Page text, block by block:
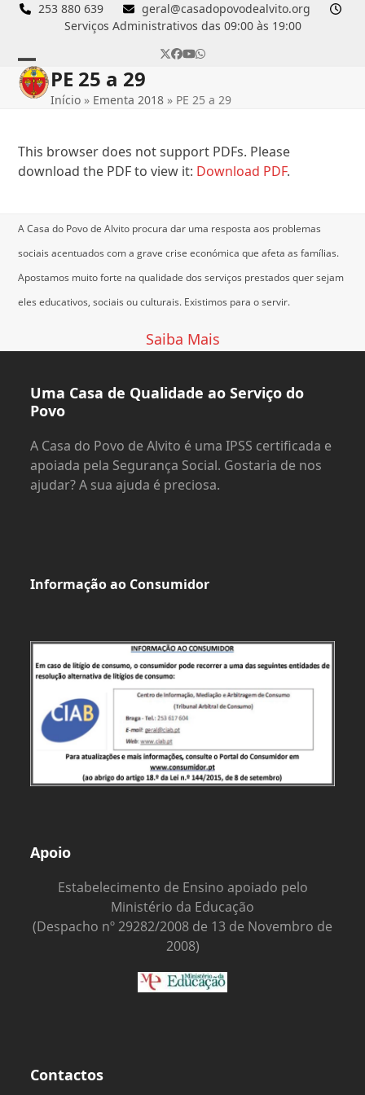
Skip
253 880 639
geral@casadopovodealvito.org
Serviços Administrativos das 09:00 às 19:00
Twitter
Facebook
YouTube
Whatsapp
Open
mobile
Close
mobile
PE 25 a 29
Início » Ementa 2018 » PE 25 a 29
This browser does not support PDFs. Please
download the PDF to view it: Download PDF.
A Casa do Povo de Alvito procura dar uma resposta aos problemas
sociais acentuados com a grave crise económica que afeta as famílias.
Apostamos muito forte na qualidade dos serviços prestados quer sejam
eles educativos, sociais ou culturais. Existimos para o servir.
Saiba Mais
Uma Casa de Qualidade ao Serviço do
Povo
A Casa do Povo de Alvito é uma IPSS certificada e
apoiada pela Segurança Social. Gostaria de nos
ajudar? A sua ajuda é preciosa.
Informação ao Consumidor
Apoio
Estabelecimento de Ensino apoiado pelo
Ministério da Educação
(Despacho nº 29282/2008 de 13 de Novembro de
2008)
Contactos